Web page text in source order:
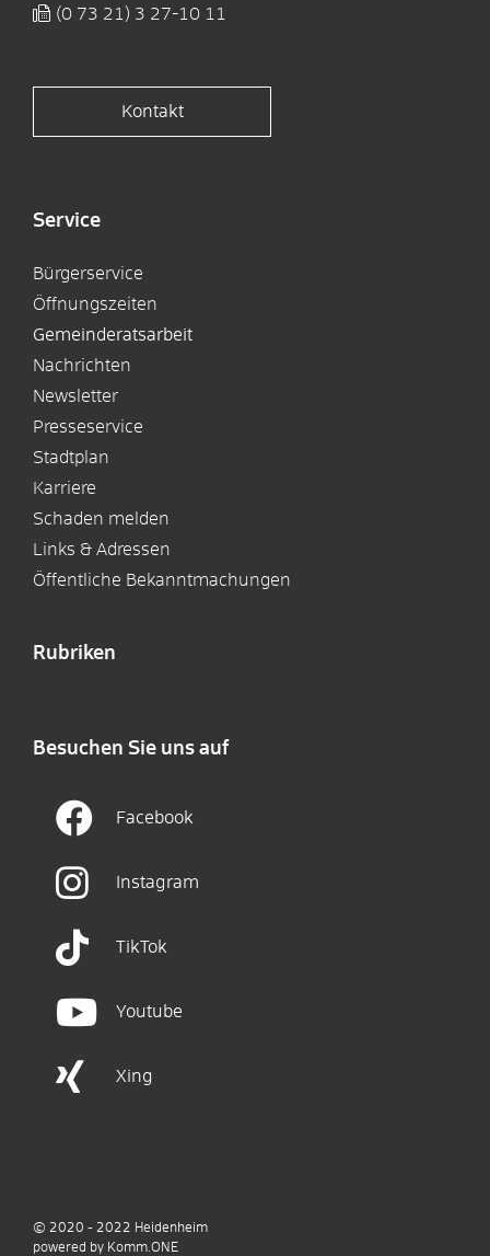
(0 73 21) 3 27-10 11
Kontakt
Service
Bürgerservice
Öffnungszeiten
Gemeinderatsarbeit
Nachrichten
Newsletter
Presseservice
Stadtplan
Karriere
Schaden melden
Links & Adressen
Öffentliche Bekanntmachungen
Rubriken
Besuchen Sie uns auf
Facebook
Instagram
TikTok
Youtube
Xing
© 2020 - 2022 Heidenheim
powered by Komm.ONE